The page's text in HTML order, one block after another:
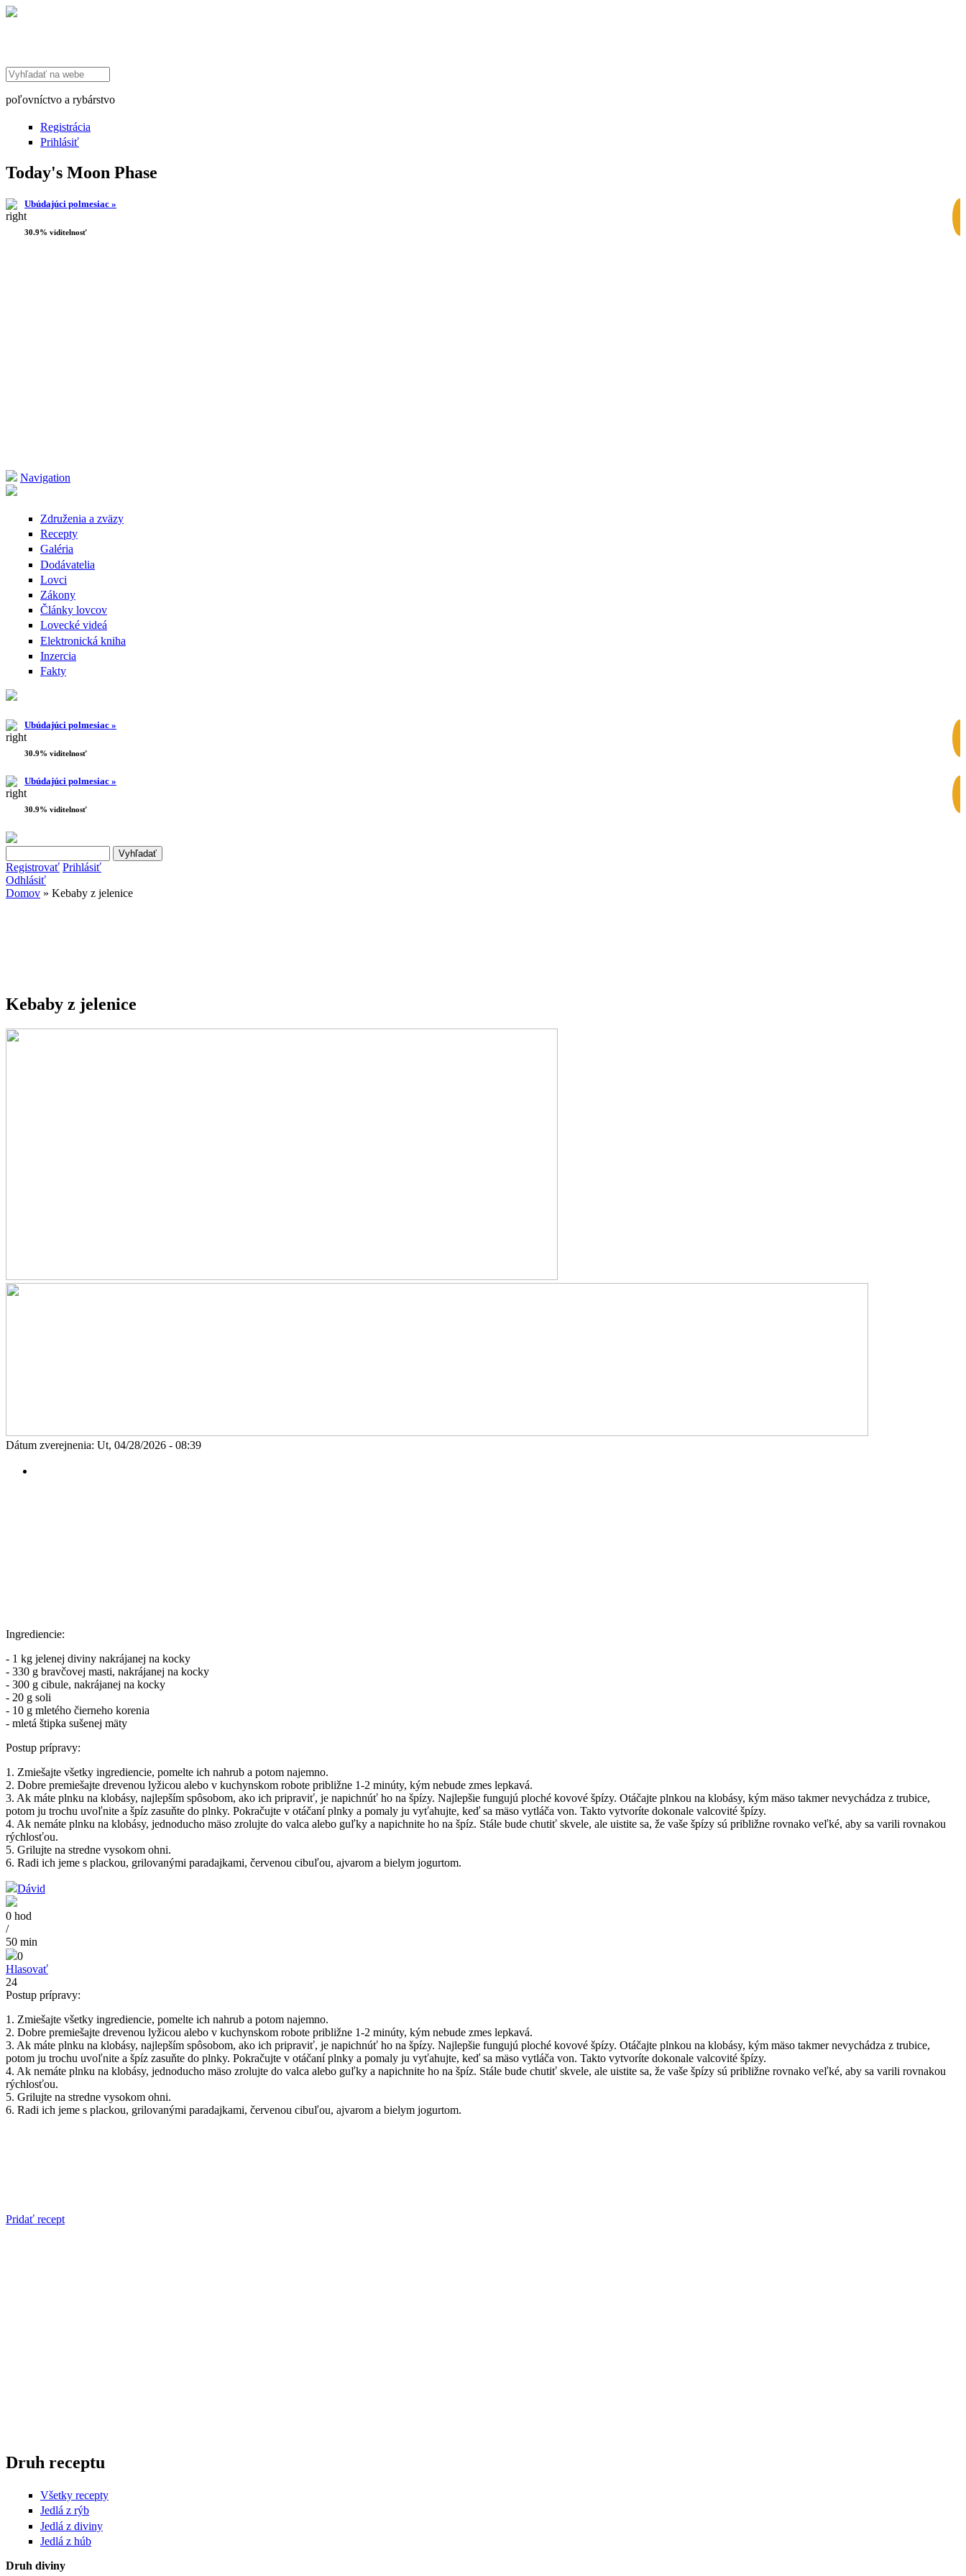
Search this site
poľovníctvo a rybárstvo
Registrácia
Prihlásiť
Today's Moon Phase
Ubúdajúci polmesiac »
30.9% viditelnosť
Navigation
Združenia a zväzy
Recepty
Galéria
Dodávatelia
Lovci
Zákony
Články lovcov
Lovecké videá
Elektronická kniha
Inzercia
Fakty
Ubúdajúci polmesiac »
30.9% viditelnosť
Ubúdajúci polmesiac »
30.9% viditelnosť
Vyhľadávanie
Registrovať Prihlásiť
Odhlásiť
Domov » Kebaby z jelenice
Kebaby z jelenice
Dátum zverejnenia: Ut, 04/28/2026 - 08:39
Ingrediencie:
- 1 kg jelenej diviny nakrájanej na kocky
- 330 g bravčovej masti, nakrájanej na kocky
- 300 g cibule, nakrájanej na kocky
- 20 g soli
- 10 g mletého čierneho korenia
- mletá štipka sušenej mäty
Postup prípravy:
1. Zmiešajte všetky ingrediencie, pomelte ich nahrub a potom najemno.
2. Dobre premiešajte drevenou lyžicou alebo v kuchynskom robote približne 1-2 minúty, kým nebude zmes lepkavá.
3. Ak máte plnku na klobásy, najlepším spôsobom, ako ich pripraviť, je napichnúť ho na špízy. Najlepšie fungujú ploché kovové špízy. Otáčajte plnkou na klobásy, kým mäso takmer nevychádza z trubice,
potom ju trochu uvoľnite a špíz zasuňte do plnky. Pokračujte v otáčaní plnky a pomaly ju vyťahujte, keď sa mäso vytláča von. Takto vytvoríte dokonale valcovité špízy.
4. Ak nemáte plnku na klobásy, jednoducho mäso zrolujte do valca alebo guľky a napichnite ho na špíz. Stále bude chutiť skvele, ale uistite sa, že vaše špízy sú približne rovnako veľké, aby sa varili rovnakou
rýchlosťou.
5. Grilujte na stredne vysokom ohni.
6. Radi ich jeme s plackou, grilovanými paradajkami, červenou cibuľou, ajvarom a bielym jogurtom.
Dávid
0 hod
/
50 min
0
Hlasovať
24
Postup prípravy:
1. Zmiešajte všetky ingrediencie, pomelte ich nahrub a potom najemno.
2. Dobre premiešajte drevenou lyžicou alebo v kuchynskom robote približne 1-2 minúty, kým nebude zmes lepkavá.
3. Ak máte plnku na klobásy, najlepším spôsobom, ako ich pripraviť, je napichnúť ho na špízy. Najlepšie fungujú ploché kovové špízy. Otáčajte plnkou na klobásy, kým mäso takmer nevychádza z trubice,
potom ju trochu uvoľnite a špíz zasuňte do plnky. Pokračujte v otáčaní plnky a pomaly ju vyťahujte, keď sa mäso vytláča von. Takto vytvoríte dokonale valcovité špízy.
4. Ak nemáte plnku na klobásy, jednoducho mäso zrolujte do valca alebo guľky a napichnite ho na špíz. Stále bude chutiť skvele, ale uistite sa, že vaše špízy sú približne rovnako veľké, aby sa varili rovnakou
rýchlosťou.
5. Grilujte na stredne vysokom ohni.
6. Radi ich jeme s plackou, grilovanými paradajkami, červenou cibuľou, ajvarom a bielym jogurtom.
Pridať recept
Druh receptu
Všetky recepty
Jedlá z rýb
Jedlá z diviny
Jedlá z húb
Druh diviny